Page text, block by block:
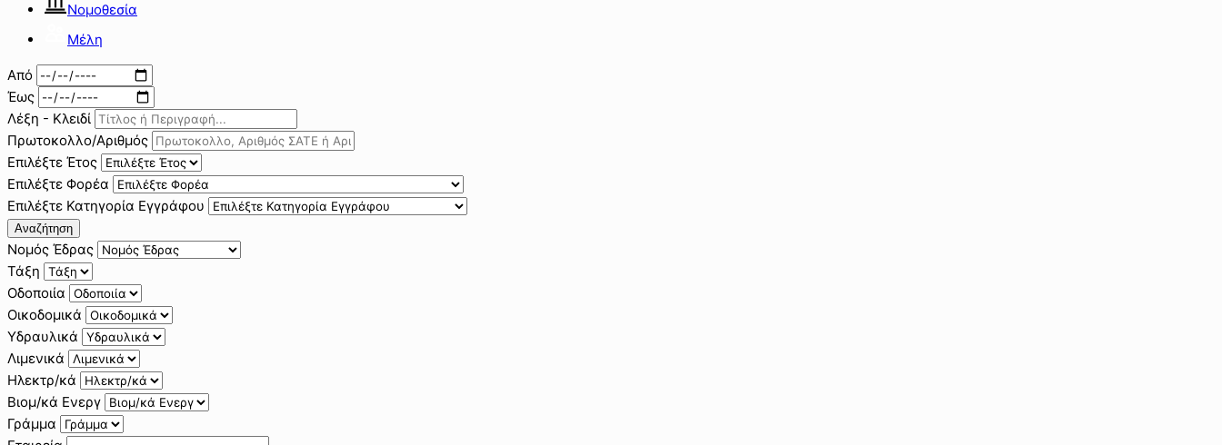
Νομοθεσία
Μέλη
Από
Έως
Λέξη - Κλειδί
Πρωτοκολλο/Αριθμός
Επιλέξτε Έτος
Επιλέξτε Φορέα
Επιλέξτε Κατηγορία Εγγράφου
Αναζήτηση
Νομός Έδρας
Τάξη
Οδοποιία
Οικοδομικά
Υδραυλικά
Λιμενικά
Ηλεκτρ/κά
Βιομ/κά Ενεργ
Γράμμα